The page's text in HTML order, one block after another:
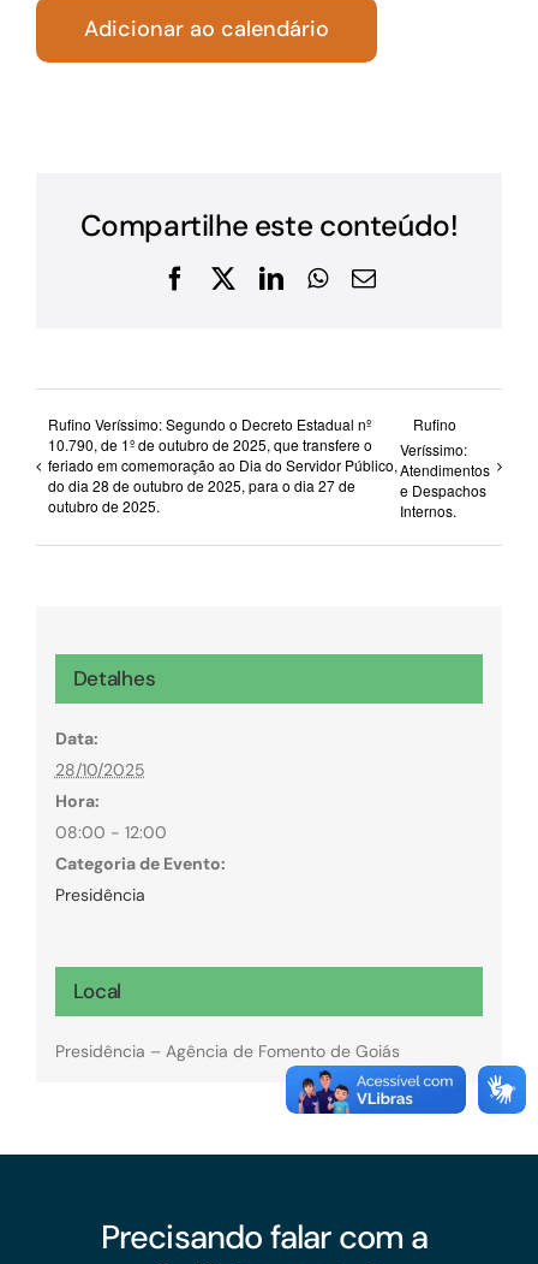
Adicionar ao calendário
Compartilhe este conteúdo!
Facebook
X LinkedInWhatsApp
E-
Rufino Veríssimo: Segundo o Decreto Estadual nº
10.790, de 1º de outubro de 2025, que transfere o
feriado em comemoração ao Dia do Servidor Público,
do dia 28 de outubro de 2025, para o dia 27 de
outubro de 2025.
Rufino
Veríssimo:
Atendimentos
e Despachos
Internos.
Detalhes
Data:
28/10/2025
Hora:
08:00 - 12:00
Categoria de Evento:
Presidência
Local
Presidência – Agência de Fomento de Goiás
Precisando falar com a